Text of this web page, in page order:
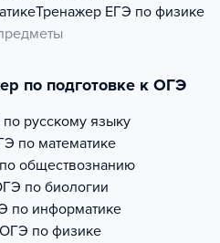
Тренажер ЕГЭ по физике
по подготовке к ОГЭ
русскому языку
по математике
обществознанию
по биологии
по информатике
ОГЭ по физике